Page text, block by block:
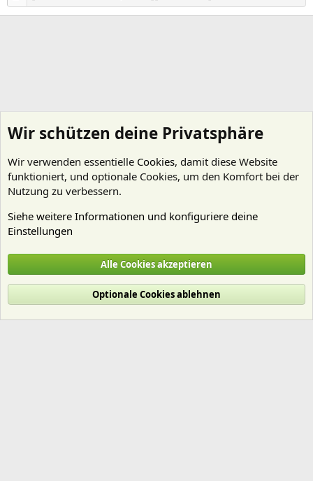
Cookies
Deutsch (Du)
Nutzungsbedingungen
Datenschutz Hilfe und Impressum
R
Wir schützen deine Privatsphäre
Wir verwenden essentielle Cookies, damit diese Website
funktioniert, und optionale Cookies, um den Komfort bei der
Nutzung zu verbessern.
Siehe weitere Informationen und konfiguriere deine
Einstellungen
Alle Cookies akzeptieren
Optionale Cookies ablehnen